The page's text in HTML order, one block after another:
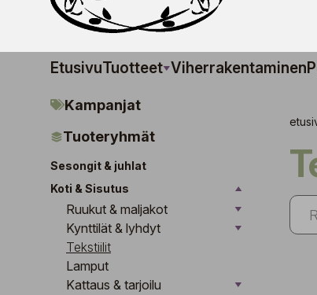
EtusivuTuotteet Viherrakentaminen
Kampanjat
Tuoteryhmät
Sesongit & juhlat
Koti & Sisutus
Ruukut & maljakot
Kynttilät & lyhdyt
Tekstiilit
Lamput
Kattaus & tarjoilu